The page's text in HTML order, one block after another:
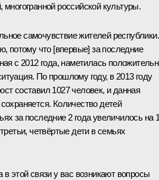
российской культуры.
самочувствие жителей республики.
потому что [впервые] за последние
с 2012 года, наметилась
По прошлому году, в 2013 году
составил 1027 человек, и данная
Количество детей
за последние 2 года увеличилось на
четвёртые дети в семьях
в этой связи у вас возникают вопросы